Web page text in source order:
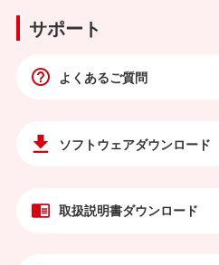
サポート
よくあるご質問
ソフトウェアダウンロード
取扱説明書ダウンロード